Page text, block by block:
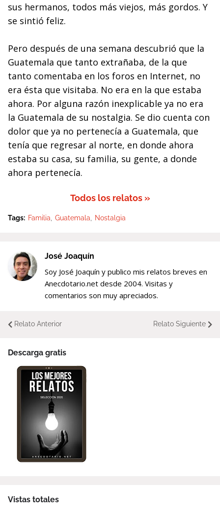
sus hermanos, todos más viejos, más gordos. Y
se sintió feliz.
Pero después de una semana descubrió que la
Guatemala que tanto extrañaba, de la que
tanto comentaba en los foros en Internet, no
era ésta que visitaba. No era en la que estaba
ahora. Por alguna razón inexplicable ya no era
la Guatemala de su nostalgia. Se dio cuenta con
dolor que ya no pertenecía a Guatemala, que
tenía que regresar al norte, en donde ahora
estaba su casa, su familia, su gente, a donde
ahora pertenecía.
Todos los relatos »
Tags: Familia Guatemala Nostalgia
José Joaquín
Soy José Joaquín y publico mis relatos breves en
Anecdotario.net desde 2004. Visitas y
comentarios son muy apreciados.
Relato Anterior Relato Siguiente
Descarga gratis
Vistas totales